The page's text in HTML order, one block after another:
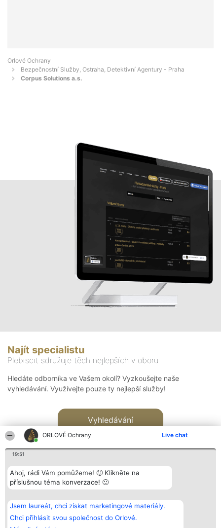
ORLOVÉ Ochrany Live chat
19:51
Ahoj, rádi Vám pomůžeme! 🙂 Klikněte na
příslušnou téma konverzace! 🙂
Jsem laureát, chci získat marketingové materiály.
Chci přihlásit svou společnost do Orlové.
Orlové Ochrany
Bezpečnostní Služby, Ostraha, Detektivní Agentury - Praha
Corpus Solutions a.s.
Najít specialistu
Plebiscit sdružuje těch nejlepších v oboru
Hledáte odborníka ve Vašem okolí? Vyzkoušejte naše
vyhledávání. Využívejte pouze ty nejlepší služby!
Vyhledávání
Bright Side Solutions sp. z o.
o. sp. k.
ul. Ruska 22
Wrocław 50-079
Vítězové
Seznam všech
laureátů
Zásady
Kontakt